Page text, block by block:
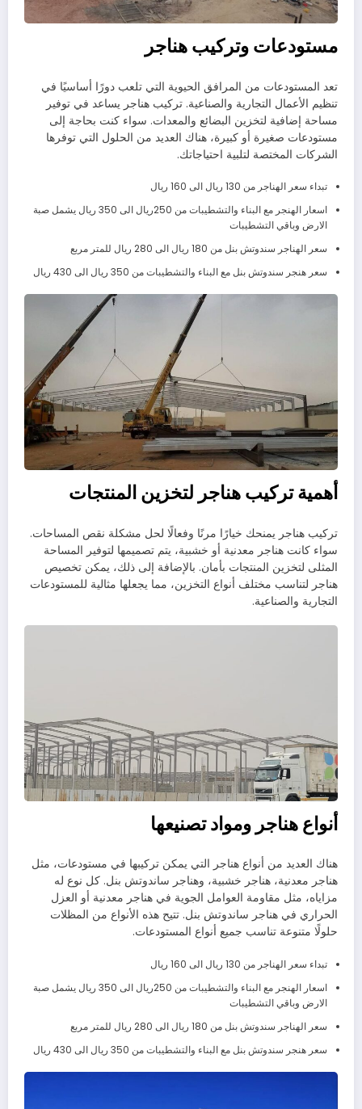
مستودعات وتركيب هناجر
تعد المستودعات من المرافق الحيوية التي تلعب دورًا أساسيًا في
تنظيم الأعمال التجارية والصناعية. تركيب هناجر يساعد في توفير
مساحة إضافية لتخزين البضائع والمعدات. سواء كنت بحاجة إلى
مستودعات صغيرة أو كبيرة، هناك العديد من الحلول التي توفرها
الشركات المختصة لتلبية احتياجاتك.
تبداء سعر الهناجر من 130 ريال الى 160 ريال
اسعار الهنجر مع البناء والتشطيبات من 250ريال الى 350 ريال يشمل صبة
الارض وباقي التشطيبات
سعر الهناجر سندوتش بنل من 180 ريال الى 280 ريال للمتر مربع
سعر هنجر سندوتش بنل مع البناء والتشطيبات من 350 ريال الى 430 ريال
أهمية تركيب هناجر لتخزين المنتجات
تركيب هناجر يمنحك خيارًا مرنًا وفعالًا لحل مشكلة نقص المساحات.
سواء كانت هناجر معدنية أو خشبية، يتم تصميمها لتوفير المساحة
المثلى لتخزين المنتجات بأمان. بالإضافة إلى ذلك، يمكن تخصيص
هناجر لتناسب مختلف أنواع التخزين، مما يجعلها مثالية للمستودعات
التجارية والصناعية.
أنواع هناجر ومواد تصنيعها
هناك العديد من أنواع هناجر التي يمكن تركيبها في مستودعات، مثل
هناجر معدنية، هناجر خشبية، وهناجر ساندوتش بنل. كل نوع له
مزاياه، مثل مقاومة العوامل الجوية في هناجر معدنية أو العزل
الحراري في هناجر ساندوتش بنل. تتيح هذه الأنواع من المظلات
حلولًا متنوعة تناسب جميع أنواع المستودعات.
تبداء سعر الهناجر من 130 ريال الى 160 ريال
اسعار الهنجر مع البناء والتشطيبات من 250ريال الى 350 ريال يشمل صبة
الارض وباقي التشطيبات
سعر الهناجر سندوتش بنل من 180 ريال الى 280 ريال للمتر مربع
سعر هنجر سندوتش بنل مع البناء والتشطيبات من 350 ريال الى 430 ريال